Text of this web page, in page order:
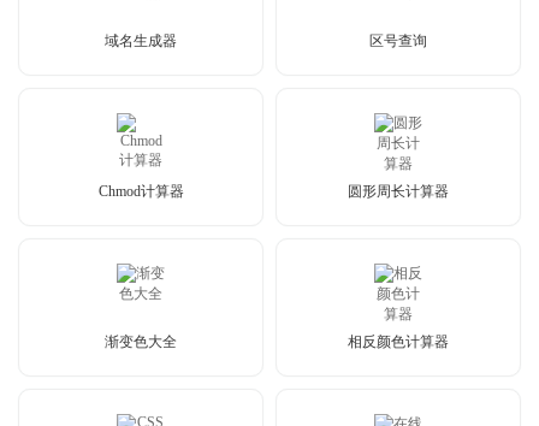
域名生成器 区号查询
Chmod计算器 圆形周长计算器
渐变色大全 相反颜色计算器